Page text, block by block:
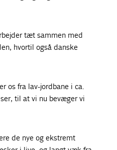
tæt sammen med
hvortil også danske
os fra lav-jordbane i ca.
til at vi nu bevæger vi
de nye og ekstremt